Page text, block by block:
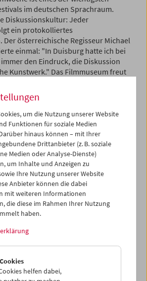
im deutschen Sprachraum.
Diskussionskultur: Jeder
ein protokolliertes
Der österreichische Regisseur Michael
einmal: "In Duisburg hatte ich bei
den Eindruck, die Diskussion
Kunstwerk." Das Filmmuseum freut
Festivalleiter Alexander Scholz mit
Gast sein wird, um ein Programm
Duisburg-Premieren mit
kombiniert, und zur
mit Regisseur*innen
"Die Duisburger Filmwoche liest
quer. Beim Gastspiel im
zeigt das Festival
– und Bilder, die deren
dementieren. Arrangiert zu drei
und älterer Beiträge, schlagen sechs
die Festivalhistorie und lassen
auf Arbeit, verkehrte Perspektiven,
um die Nutzung unserer Website
Funktionen für soziale Medien
hinaus können – mit Ihrer
Drittanbieter (z. B. soziale
Medien oder Analyse-Dienste)
um Inhalte und Anzeigen zu
Ihre Nutzung unserer Website
Anbieter können die dabei
mit weiteren Informationen
die diese im Rahmen Ihrer Nutzung
haben.
helfen dabei,